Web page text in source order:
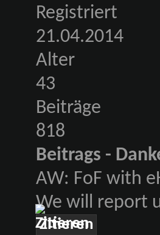
Registriert
21.04.2014
Alter
43
Beiträge
818
Beitrags -
AW: FoF with
We will report
Zitieren